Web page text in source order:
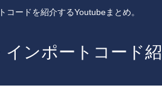
ードを紹介するYoutubeまとめ。
ンポートコード